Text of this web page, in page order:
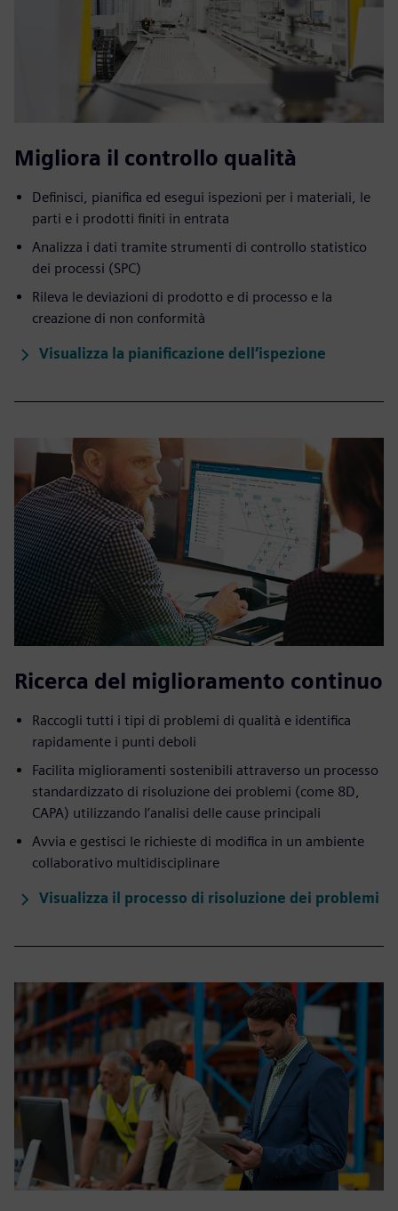
Migliora il controllo qualità
Definisci, pianifica ed esegui ispezioni per i materiali, le
parti e i prodotti finiti in entrata
Analizza i dati tramite strumenti di controllo statistico
dei processi (SPC)
Rileva le deviazioni di prodotto e di processo e la
creazione di non conformità
Visualizza la pianificazione dell’ispezione
Ricerca del miglioramento continuo
Raccogli tutti i tipi di problemi di qualità e identifica
rapidamente i punti deboli
Facilita miglioramenti sostenibili attraverso un processo
standardizzato di risoluzione dei problemi (come 8D,
CAPA) utilizzando l’analisi delle cause principali
Avvia e gestisci le richieste di modifica in un ambiente
collaborativo multidisciplinare
Visualizza il processo di risoluzione dei problemi